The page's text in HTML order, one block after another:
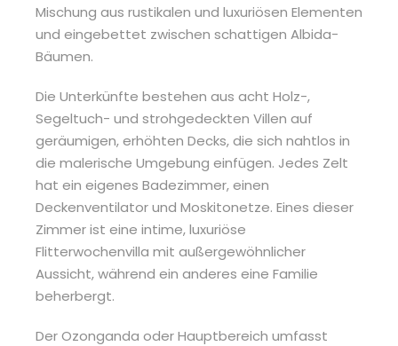
Mischung aus rustikalen und luxuriösen Elementen
und eingebettet zwischen schattigen Albida-
Bäumen.
Die Unterkünfte bestehen aus acht Holz-,
Segeltuch- und strohgedeckten Villen auf
geräumigen, erhöhten Decks, die sich nahtlos in
die malerische Umgebung einfügen. Jedes Zelt
hat ein eigenes Badezimmer, einen
Deckenventilator und Moskitonetze. Eines dieser
Zimmer ist eine intime, luxuriöse
Flitterwochenvilla mit außergewöhnlicher
Aussicht, während ein anderes eine Familie
beherbergt.
Der Ozonganda oder Hauptbereich umfasst